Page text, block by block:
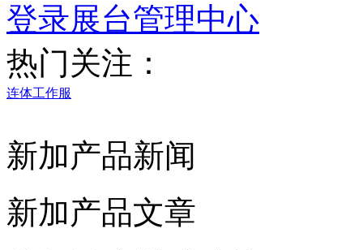
登录展台管理中心
热门关注：
连体工作服
新加产品新闻
新加产品文章